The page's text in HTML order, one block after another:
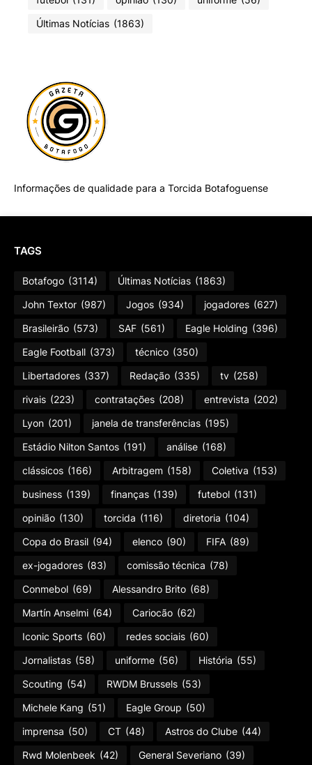
Últimas Notícias (1863)
Informações de qualidade para a Torcida Botafoguense
TAGS
Botafogo (3114) Últimas Notícias (1863)
John Textor (987) Jogos (934) jogadores (627)
Brasileirão (573) SAF (561) Eagle Holding (396)
Eagle Football (373) técnico (350)
Libertadores (337) Redação (335) tv (258)
rivais (223) contratações (208) entrevista (202)
Lyon (201) janela de transferências (195)
Estádio Nilton Santos (191) análise (168)
clássicos (166) Arbitragem (158) Coletiva (153)
business (139) finanças (139) futebol (131)
opinião (130) torcida (116) diretoria (104)
Copa do Brasil (94) elenco (90) FIFA (89)
ex-jogadores (83) comissão técnica (78)
Conmebol (69) Alessandro Brito (68)
Martín Anselmi (64) Cariocão (62)
Iconic Sports (60) redes sociais (60)
Jornalistas (58) uniforme (56) História (55)
Scouting (54) RWDM Brussels (53)
Michele Kang (51) Eagle Group (50)
imprensa (50) CT (48) Astros do Clube (44)
Rwd Molenbeek (42) General Severiano (39)